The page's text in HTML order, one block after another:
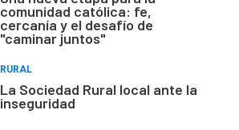
comunidad católica: fe,
cercanía y el desafío de
"caminar juntos"
RURAL
La Sociedad Rural local ante la
inseguridad